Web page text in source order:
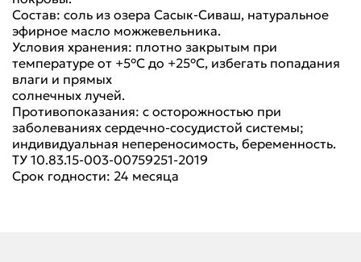
Состав: соль из озера Сасык-Сиваш, натуральное
эфирное масло можжевельника.
Условия хранения: плотно закрытым при
температуре от +5°С до +25°С, избегать попадания
влаги и прямых
солнечных лучей.
Противопоказания: с осторожностью при
заболеваниях сердечно-сосудистой системы;
индивидуальная непереносимость, беременность.
ТУ 10.83.15-003-00759251-2019
Срок годности: 24 месяца